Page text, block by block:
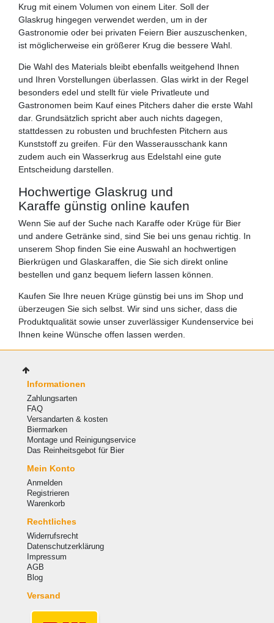
Krug mit einem Volumen von einem Liter. Soll der
Glaskrug hingegen verwendet werden, um in der
Gastronomie oder bei privaten Feiern Bier auszuschenken,
ist möglicherweise ein größerer Krug die bessere Wahl.
Die Wahl des Materials bleibt ebenfalls weitgehend Ihnen
und Ihren Vorstellungen überlassen. Glas wirkt in der Regel
besonders edel und stellt für viele Privatleute und
Gastronomen beim Kauf eines Pitchers daher die erste Wahl
dar. Grundsätzlich spricht aber auch nichts dagegen,
stattdessen zu robusten und bruchfesten Pitchern aus
Kunststoff zu greifen. Für den Wasserausschank kann
zudem auch ein Wasserkrug aus Edelstahl eine gute
Entscheidung darstellen.
Hochwertige Glaskrug und
Karaffe günstig online kaufen
Wenn Sie auf der Suche nach Karaffe oder Krüge für Bier
und andere Getränke sind, sind Sie bei uns genau richtig. In
unserem Shop finden Sie eine Auswahl an hochwertigen
Bierkrügen und Glaskaraffen, die Sie sich direkt online
bestellen und ganz bequem liefern lassen können.
Kaufen Sie Ihre neuen Krüge günstig bei uns im Shop und
überzeugen Sie sich selbst. Wir sind uns sicher, dass die
Produktqualität sowie unser zuverlässiger Kundenservice bei
Ihnen keine Wünsche offen lassen werden.
Informationen
Zahlungsarten
FAQ
Versandarten & kosten
Biermarken
Montage und Reinigungservice
Das Reinheitsgebot für Bier
Mein Konto
Anmelden
Registrieren
Warenkorb
Rechtliches
Widerrufsrecht
Datenschutzerklärung
Impressum
AGB
Blog
Versand